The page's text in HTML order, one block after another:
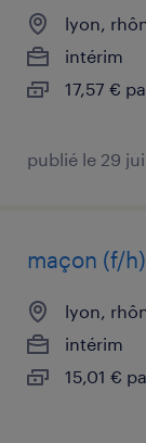
lyon,
intérim
17,57 €
publié le 29
maçon (f/h)
lyon,
intérim
15,01 €